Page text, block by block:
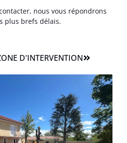
nous vous répondrons
plus brefs délais.
D'INTERVENTION